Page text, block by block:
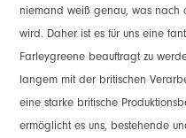
niemand weiß genau, was nach
wird. Daher ist es für uns eine
Farleygreene beauftragt zu
langem mit der britischen
eine starke britische
ermöglicht es uns, bestehende